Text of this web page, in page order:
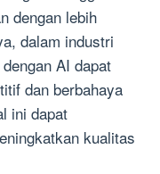
dengan lebih
dalam industri
AI dapat
dan berbahaya
ini dapat
kualitas